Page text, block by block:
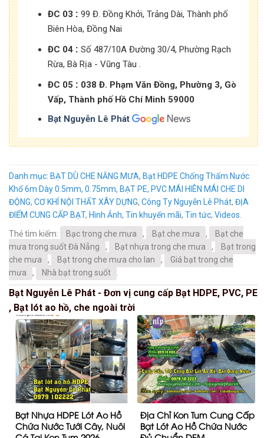
ĐC 03 : 99 Đ. Đồng Khởi, Trảng Dài, Thành phố
Biên Hòa, Đồng Nai
ĐC 04 : Số 487/10A Đường 30/4, Phường Rạch
Rừa, Bà Rịa - Vũng Tàu .
ĐC 05 : 038 Đ. Phạm Văn Đồng, Phường 3, Gò
Vấp, Thành phố Hồ Chí Minh 59000
Bạt Nguyễn Lê Phát
Danh mục: BẠT DÙ CHE NẮNG MƯA, Bạt HDPE Chống Thấm Nước
Khổ 6m Dày 0.5mm, 0.75mm, BẠT PE, PVC MÁI HIÊN MÁI CHE DI
ĐỘNG, CƠ KHÍ NỘI THẤT XÂY DỰNG, Công Ty Nguyễn Lê Phát, ĐỊA
ĐIỂM CUNG CẤP BẠT, Hình Ảnh, Tin khuyến mãi, Tin tức, Videos.
Thẻ tìm kiếm:
Bạc trong che mưa , Bạt che mưa ,
Bạt che
mưa trong suốt Đà Nẵng
, Bạt nhựa trong che mưa ,
Bạt trong
che mưa
, Bạt trong che mưa cho lan ,
Giá bạt trong che
mưa
, Nhà bạt trong suốt .
Bạt Nguyễn Lê Phát - Đơn vị cung cấp Bạt HDPE, PVC, PE
, Bạt lót ao hồ, che ngoài trời
Bạt Nhựa HDPE Lót Ao Hồ
Chứa Nước Tưới Cây, Nuôi
Địa Chỉ Kon Tum Cung Cấp
Bạt Lót Ao Hồ Chứa Nước